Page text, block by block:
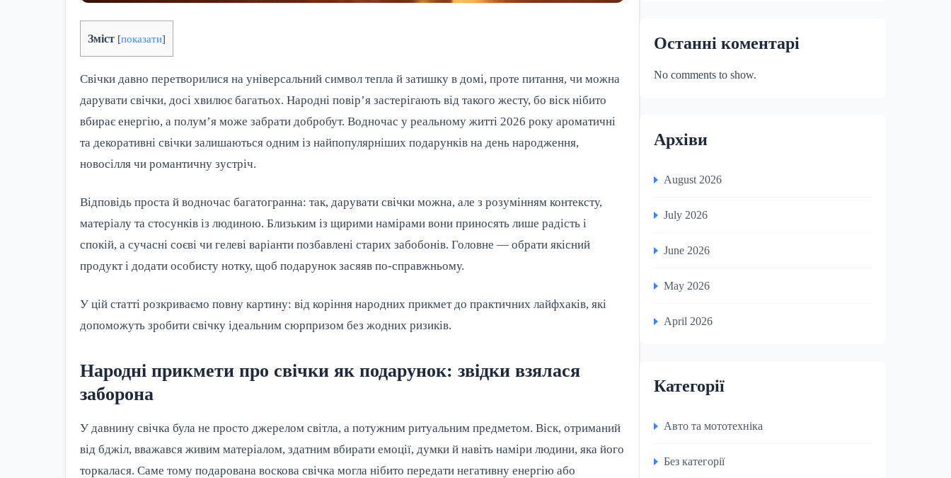
Зміст [показати]
Свічки давно перетворилися на універсальний символ тепла й затишку в домі, проте питання, чи можна
дарувати свічки, досі хвилює багатьох. Народні повір’я застерігають від такого жесту, бо віск нібито
вбирає енергію, а полум’я може забрати добробут. Водночас у реальному житті 2026 року ароматичні
та декоративні свічки залишаються одним із найпопулярніших подарунків на день народження,
новосілля чи романтичну зустріч.
Відповідь проста й водночас багатогранна: так, дарувати свічки можна, але з розумінням контексту,
матеріалу та стосунків із людиною. Близьким із щирими намірами вони приносять лише радість і
спокій, а сучасні соєві чи гелеві варіанти позбавлені старих забобонів. Головне — обрати якісний
продукт і додати особисту нотку, щоб подарунок засяяв по-справжньому.
У цій статті розкриваємо повну картину: від коріння народних прикмет до практичних лайфхаків, які
допоможуть зробити свічку ідеальним сюрпризом без жодних ризиків.
Народні прикмети про свічки як подарунок: звідки взялася
заборона
У давнину свічка була не просто джерелом світла, а потужним ритуальним предметом. Віск, отриманий
від бджіл, вважався живим матеріалом, здатним вбирати емоції, думки й навіть наміри людини, яка його
торкалася. Саме тому подарована воскова свічка могла нібито передати негативну енергію або
Останні коментарі
No comments to show.
Архіви
August 2026
July 2026
June 2026
May 2026
April 2026
Категорії
Авто та мототехніка
Без категорії